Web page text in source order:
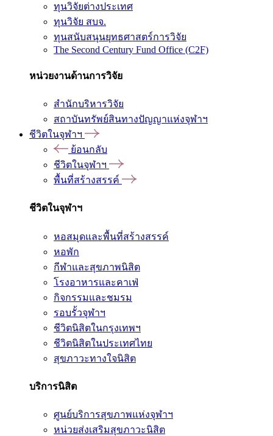
ทุนวิจัยต่างประเทศ
ทุนวิจัย สบจ.
ทุนสนับสนุนยุทธศาสตร์การวิจัย
The Second Century Fund Office (C2F)
หน่วยงานด้านการวิจัย
สำนักบริหารวิจัย
สถาบันทรัพย์สินทางปัญญาแห่งจุฬาฯ
ชีวิตในจุฬาฯ
ย้อนกลับ
ชีวิตในจุฬาฯ
พื้นที่สร้างสรรค์
ชีวิตในจุฬาฯ
หอสมุดและพื้นที่สร้างสรรค์
หอพัก
กีฬาและสุขภาพนิสิต
โรงอาหารและคาเฟ่
กิจกรรมและชมรม
รอบรั้วจุฬาฯ
ชีวิตนิสิตในกรุงเทพฯ
ชีวิตนิสิตในประเทศไทย
สุขภาวะทางใจนิสิต
บริการนิสิต
ศูนย์บริการสุขภาพแห่งจุฬาฯ
หน่วยส่งเสริมสุขภาวะนิสิต